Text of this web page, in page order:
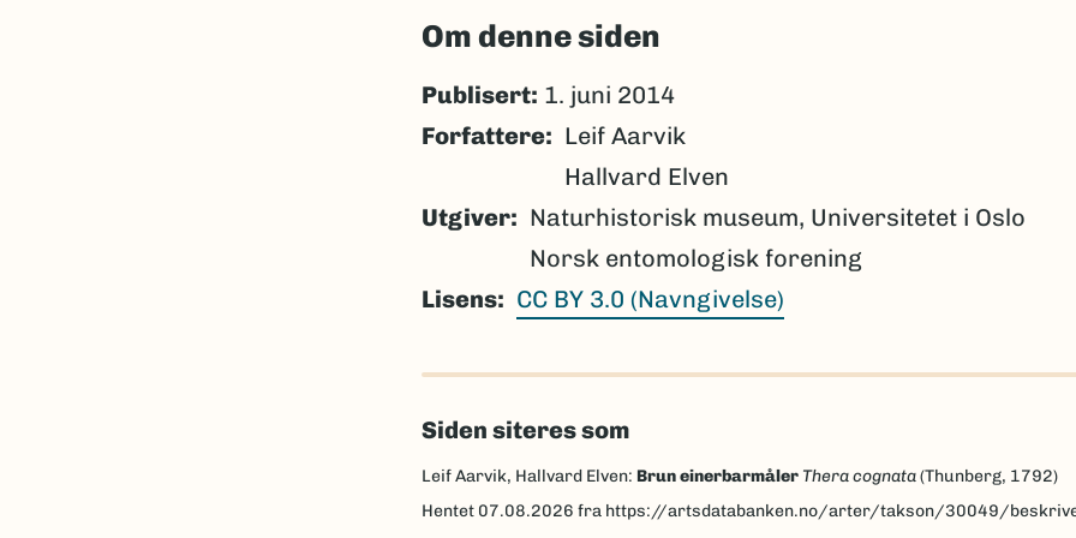
Om denne siden
Publisert: 1. juni 2014
Forfattere
Leif Aarvik
Hallvard Elven
Utgiver
Naturhistorisk museum, Universitetet i Oslo
Norsk entomologisk forening
Lisens
CC BY 3.0 (Navngivelse)
Siden siteres som
Leif Aarvik, Hallvard Elven: Brun einerbarmåler Thera cognata(Thunberg, 1792)
Hentet 07.08.2026 fra https://artsdatabanken.no/arter/takson/30049/